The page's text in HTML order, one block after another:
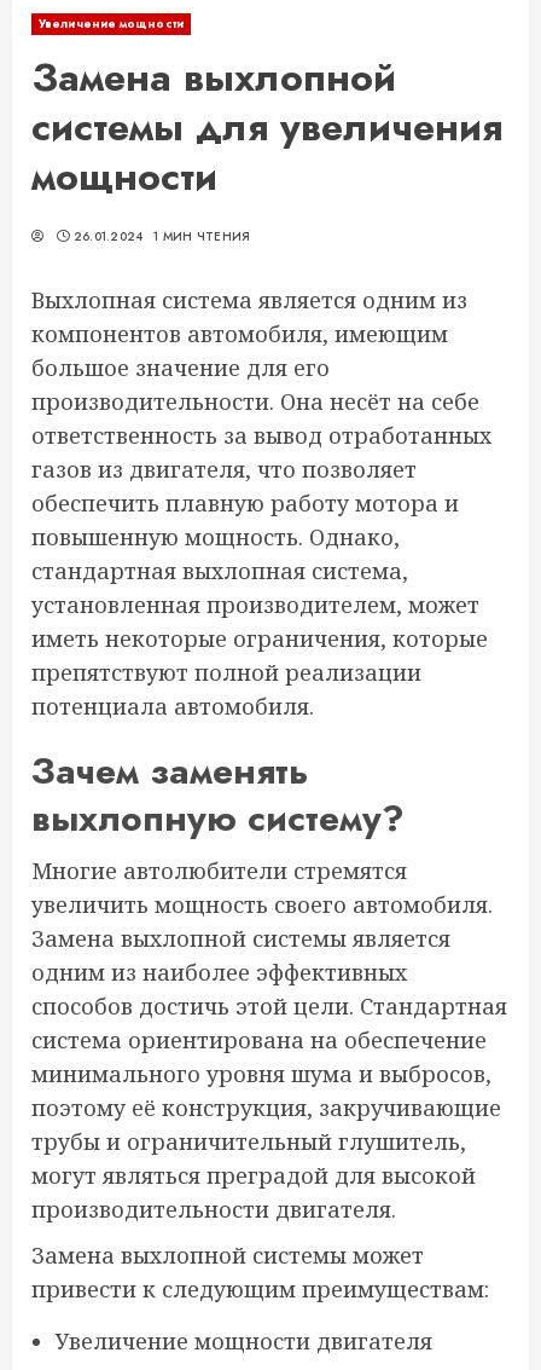
Увеличение мощности
Замена выхлопной
системы для увеличения
мощности
26.01.2024 1 МИН ЧТЕНИЯ
Выхлопная система является одним из
компонентов автомобиля, имеющим
большое значение для его
производительности. Она несёт на себе
ответственность за вывод отработанных
газов из двигателя, что позволяет
обеспечить плавную работу мотора и
повышенную мощность. Однако,
стандартная выхлопная система,
установленная производителем, может
иметь некоторые ограничения, которые
препятствуют полной реализации
потенциала автомобиля.
Зачем заменять
выхлопную систему?
Многие автолюбители стремятся
увеличить мощность своего автомобиля.
Замена выхлопной системы является
одним из наиболее эффективных
способов достичь этой цели. Стандартная
система ориентирована на обеспечение
минимального уровня шума и выбросов,
поэтому её конструкция, закручивающие
трубы и ограничительный глушитель,
могут являться преградой для высокой
производительности двигателя.
Замена выхлопной системы может
привести к следующим преимуществам:
Увеличение мощности двигателя